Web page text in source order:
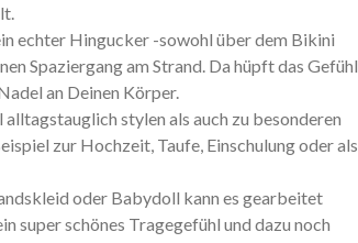
echter Hingucker -sowohl über dem Bikini
Spaziergang am Strand. Da hüpft das Gefühl
an Deinen Körper.
alltagstauglich stylen als auch zu besonderen
zur Hochzeit, Taufe, Einschulung oder als
oder Babydoll kann es gearbeitet
super schönes Tragegefühl und dazu noch